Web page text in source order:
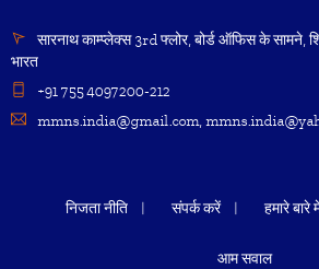
सारनाथ काम्प्लेक्स 3rd फ्लोर, बोर्ड ऑफिस के सामने,
भारत
+91 755 4097200-212
mmns.india@gmail.com,
निजता नीति संपर्क करें हमारे बारे
आम सवाल